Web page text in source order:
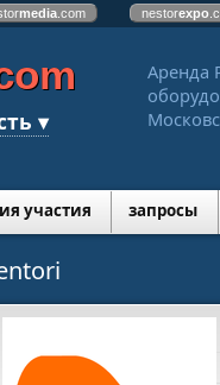
media .com nestorexpo
▾
Аренда
участия запросы